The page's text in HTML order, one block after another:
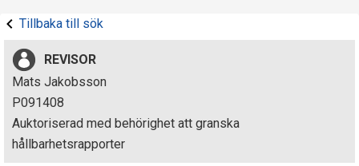
r
s
i
n
s
Tillbaka till sök
REVISOR
Mats Jakobsson
P091408
Auktoriserad med behörighet att granska
hållbarhetsrapporter